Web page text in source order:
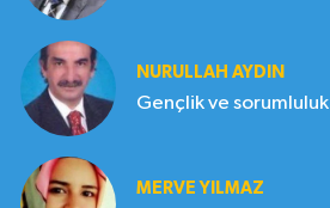
NURULLAH AYDIN
Gençlik ve sorumluluk
MERVE YILMAZ